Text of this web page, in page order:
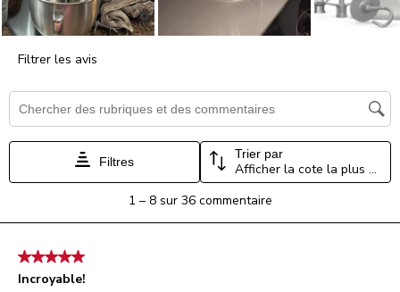
Filtrer les avis
Zone de recherche de sujet et d'avis
Filtres
Trier par
Afficher la cote la plus élevée à la plus faible
8
commentaire.
1 – 8 sur 36 commentaire
5 étoile(s) sur 5.
Incroyable!